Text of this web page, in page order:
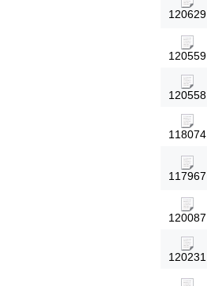
120629
120559
120558
118074
117967
120087
120231